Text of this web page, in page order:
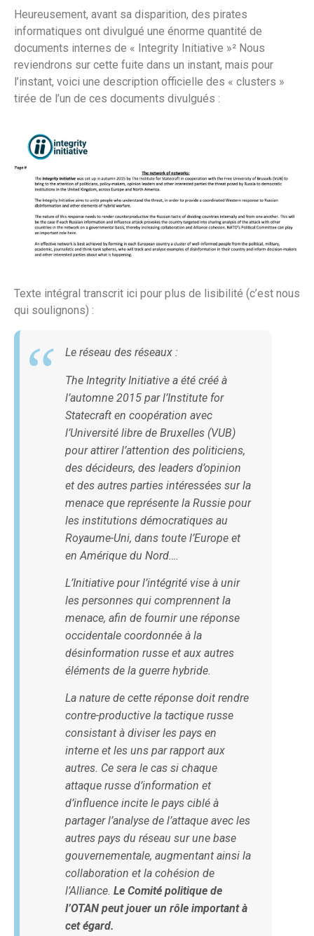
Heureusement, avant sa disparition, des pirates
informatiques ont divulgué une énorme quantité de
documents internes de « Integrity Initiative »² Nous
reviendrons sur cette fuite dans un instant, mais pour
l’instant, voici une description officielle des « clusters »
tirée de l’un de ces documents divulgués :
Texte intégral transcrit ici pour plus de lisibilité (c’est nous
qui soulignons) :
Le réseau des réseaux :
The Integrity Initiative a été créé à
l’automne 2015 par l’Institute for
Statecraft en coopération avec
l’Université libre de Bruxelles (VUB)
pour attirer l’attention des politiciens,
des décideurs, des leaders d’opinion
et des autres parties intéressées sur la
menace que représente la Russie pour
les institutions démocratiques au
Royaume-Uni, dans toute l’Europe et
en Amérique du Nord….
L’Initiative pour l’intégrité vise à unir
les personnes qui comprennent la
menace, afin de fournir une réponse
occidentale coordonnée à la
désinformation russe et aux autres
éléments de la guerre hybride.
La nature de cette réponse doit rendre
contre-productive la tactique russe
consistant à diviser les pays en
interne et les uns par rapport aux
autres. Ce sera le cas si chaque
attaque russe d’information et
d’influence incite le pays ciblé à
partager l’analyse de l’attaque avec les
autres pays du réseau sur une base
gouvernementale, augmentant ainsi la
collaboration et la cohésion de
l’Alliance. Le Comité politique de
l’OTAN peut jouer un rôle important à
cet égard.